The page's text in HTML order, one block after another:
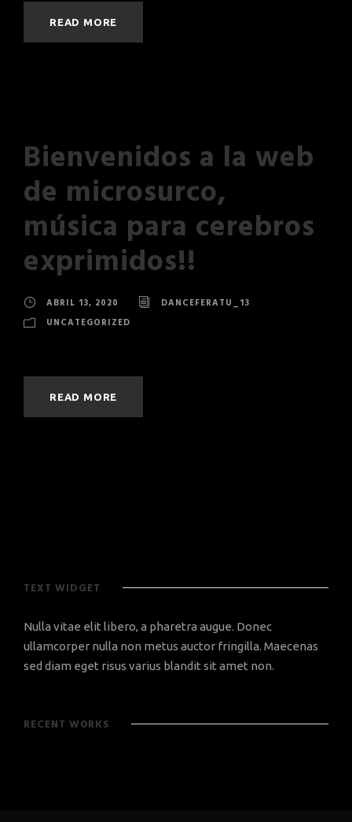
READ MORE
Bienvenidos a la web
de microsurco,
música para cerebros
exprimidos!!
ABRIL 13, 2020
DANCEFERATU_13
UNCATEGORIZED
READ MORE
TEXT WIDGET
Nulla vitae elit libero, a pharetra augue. Donec
ullamcorper nulla non metus auctor fringilla. Maecenas
sed diam eget risus varius blandit sit amet non.
RECENT WORKS